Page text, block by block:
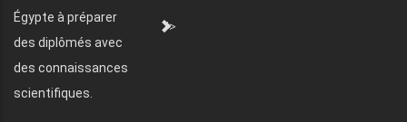
Égypte à préparer
des diplômés avec
des connaissances
scientifiques.
">